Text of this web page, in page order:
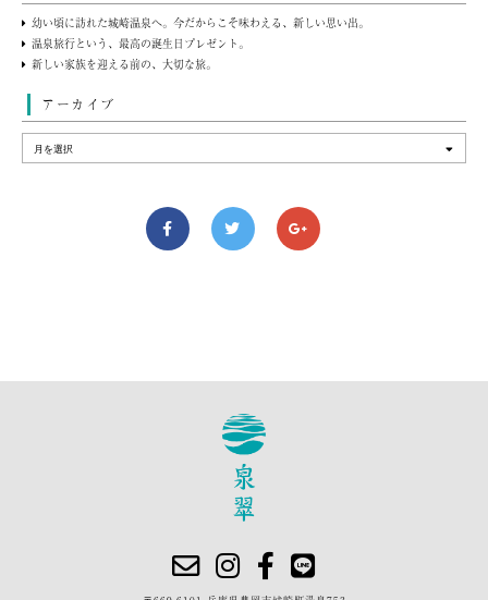
幼い頃に訪れた城崎温泉へ。今だからこそ味わえる、新しい思い出。
温泉旅行という、最高の誕生日プレゼント。
新しい家族を迎える前の、大切な旅。
アーカイブ